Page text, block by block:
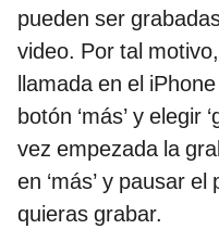
pueden ser
video. Por tal
llamada en el
botón ‘más’ y elegir
vez empezada la
en ‘más’ y pausar
quieras grabar.